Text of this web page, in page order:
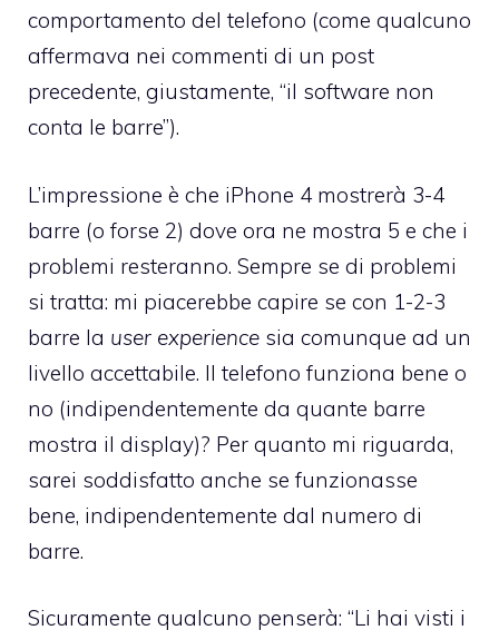
comportamento del telefono (come qualcuno
affermava nei commenti di un post
precedente, giustamente, “il software non
conta le barre”).
L’impressione è che iPhone 4 mostrerà 3-4
barre (o forse 2) dove ora ne mostra 5 e che i
problemi resteranno. Sempre se di problemi
si tratta: mi piacerebbe capire se con 1-2-3
barre la user experience sia comunque ad un
livello accettabile. Il telefono funziona bene o
no (indipendentemente da quante barre
mostra il display)? Per quanto mi riguarda,
sarei soddisfatto anche se funzionasse
bene, indipendentemente dal numero di
barre.
Sicuramente qualcuno penserà: “Li hai visti i